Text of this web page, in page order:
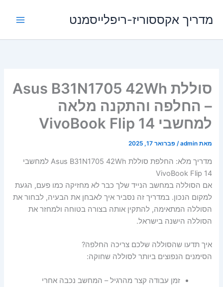
לתוכןמדריך אקססוריז-ריפלייסמנט
סוללת Asus B31N1705 42Wh
– החלפה והתקנה מלאה
למחשבי VivoBook Flip 14
מאתadmin
/פברואר 17, 2025
מדריך מלא: החלפת סוללת Asus B31N1705 42Wh למחשבי
VivoBook Flip 14
אם הסוללה במחשב הנייד שלך כבר לא מחזיקה כמו פעם, הגעת
למקום הנכון. במדריך זה נסביר איך לאבחן את הבעיה, לבחור את
הסוללה המתאימה, להתקין אותה בצורה בטוחה ולמחזר את
הסוללה הישנה בישראל.
איך תדעו שהסוללה שלכם צריכה החלפה?
הסימנים הנפוצים ביותר לסוללה שחוקה:
זמן עבודה קצר מהרגיל – המחשב נכבה אחרי